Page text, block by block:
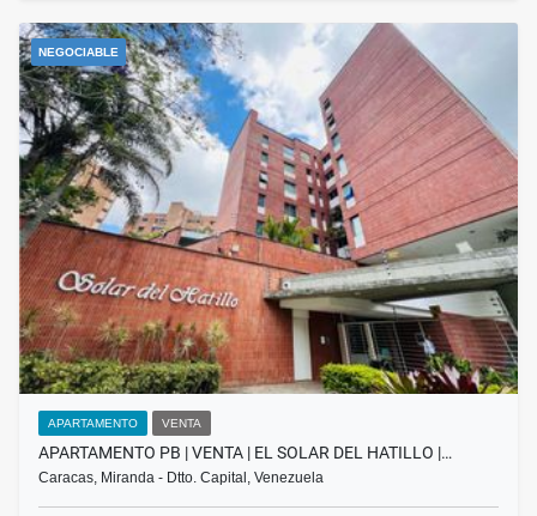
NEGOCIABLE
APARTAMENTO VENTA
APARTAMENTO PB | VENTA | EL SOLAR DEL HATILLO |…
Caracas, Miranda - Dtto. Capital, Venezuela